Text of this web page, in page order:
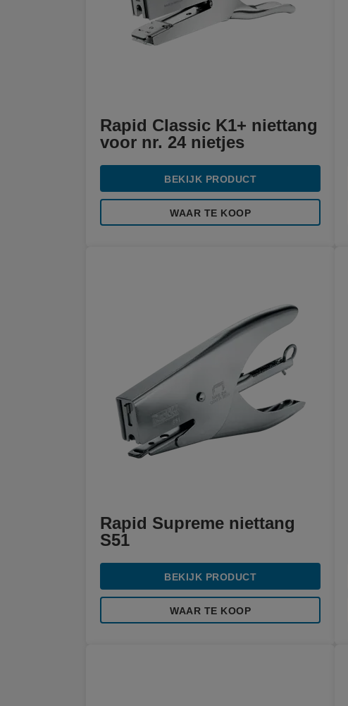
Rapid Classic K1+ niettang
voor nr. 24 nietjes
BEKIJK PRODUCT
WAAR TE KOOP
Rapid Supreme niettang
S51
BEKIJK PRODUCT
WAAR TE KOOP